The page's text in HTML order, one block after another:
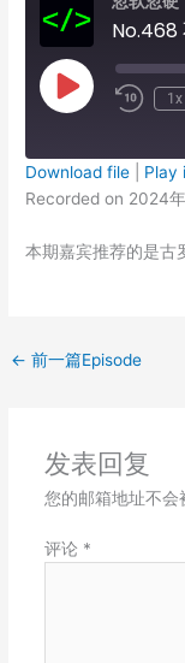
Play
Episode
1x
SHARE
LINK
Download file Play
Recorded on 2024
本期嘉宾推荐的是古
← 前一篇Episode
发表回复
您的邮箱地址不会
评论 *